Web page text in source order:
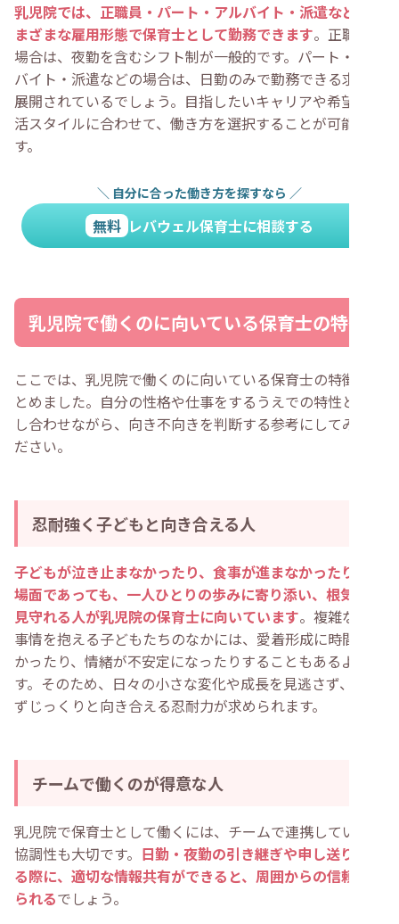
乳児院では、正職員・パート・アルバイト・派遣など、さ
まざまな雇用形態で保育士として勤務できます。正職員の
場合は、夜勤を含むシフト制が一般的です。パート・アル
バイト・派遣などの場合は、日勤のみで勤務できる求人が
展開されているでしょう。目指したいキャリアや希望の生
活スタイルに合わせて、働き方を選択することが可能で
す。
＼ 自分に合った働き方を探すなら ／
無料 レバウェル保育士に相談する
乳児院で働くのに向いている保育士の特徴
ここでは、乳児院で働くのに向いている保育士の特徴をま
とめました。自分の性格や仕事をするうえでの特性と照ら
し合わせながら、向き不向きを判断する参考にしてみてく
ださい。
忍耐強く子どもと向き合える人
子どもが泣き止まなかったり、食事が進まなかったりする
場面であっても、一人ひとりの歩みに寄り添い、根気強く
見守れる人が乳児院の保育士に向いています。複雑な家庭
事情を抱える子どもたちのなかには、愛着形成に時間がか
かったり、情緒が不安定になったりすることもあるようで
す。そのため、日々の小さな変化や成長を見逃さず、焦ら
ずじっくりと向き合える忍耐力が求められます。
チームで働くのが得意な人
乳児院で保育士として働くには、チームで連携していける
協調性も大切です。 日勤・夜勤の引き継ぎや申し送りをす
る際に、適切な情報共有ができると、周囲からの信頼を得
られるでしょう。